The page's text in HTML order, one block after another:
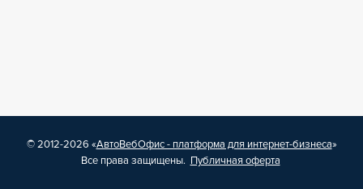
© 2012-2026 «АвтоВебОфис - платформа для интернет-бизнеса»
Все права защищены. Публичная оферта